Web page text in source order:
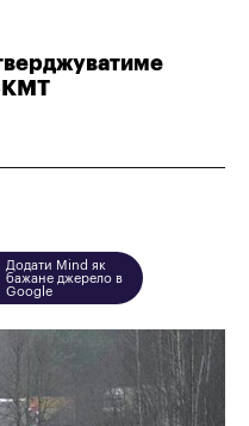
Додати Mind як
бажане джерело в
Google